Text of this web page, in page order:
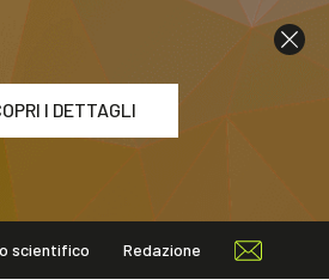
I DETTAGLI
scientifico Redazione